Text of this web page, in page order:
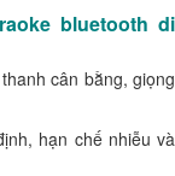
bluetooth di
cân bằng, giọng
hạn chế nhiễu và